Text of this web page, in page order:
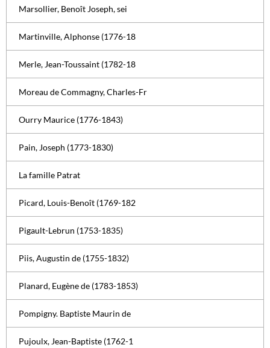
Marsollier, Benoît Joseph, sei
Martinville, Alphonse (1776-18
Merle, Jean-Toussaint (1782-18
Moreau de Commagny, Charles-Fr
Ourry Maurice (1776-1843)
Pain, Joseph (1773-1830)
La famille Patrat
Picard, Louis-Benoît (1769-182
Pigault-Lebrun (1753-1835)
Piis, Augustin de (1755-1832)
Planard, Eugène de (1783-1853)
Pompigny. Baptiste Maurin de
Pujoulx, Jean-Baptiste (1762-1